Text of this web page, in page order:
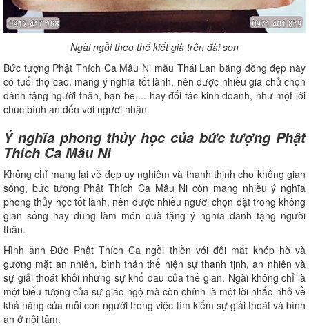
Ngài ngồi theo thế kiết già trên đài sen
Bức tượng Phật Thích Ca Mâu Ni mẫu Thái Lan bằng đồng đẹp này
có tuổi thọ cao, mang ý nghĩa tốt lành, nên được nhiều gia chủ chọn
dành tặng người thân, bạn bè,... hay đối tác kinh doanh, như một lời
chúc bình an đến với người nhận.
Ý nghĩa phong thủy học của bức tượng Phật
Thích Ca Mâu Ni
Không chỉ mang lại vẻ đẹp uy nghiêm và thanh thịnh cho không gian
sống, bức tượng Phật Thích Ca Mâu Ni còn mang nhiều ý nghĩa
phong thủy học tốt lành, nên được nhiều người chọn đặt trong không
gian sống hay dùng làm món quà tặng ý nghĩa dành tặng người
thân.
Hình ảnh Đức Phật Thích Ca ngồi thiền với đôi mắt khép hờ và
gương mặt an nhiên, bình thản thể hiện sự thanh tịnh, an nhiên và
sự giải thoát khỏi những sự khổ đau của thế gian. Ngài không chỉ là
một biểu tượng của sự giác ngộ mà còn chính là một lời nhắc nhở về
khả năng của mỗi con người trong việc tìm kiếm sự giải thoát và bình
an ở nội tâm.